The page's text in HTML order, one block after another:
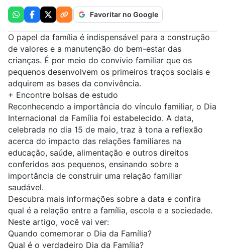
Favoritar no Google
O papel da família é indispensável para a construção
de valores e a manutenção do bem-estar das
crianças. É por meio do convívio familiar que os
pequenos desenvolvem os primeiros traços sociais e
adquirem as bases da convivência.
+ Encontre bolsas de estudo
Reconhecendo a importância do vínculo familiar, o Dia
Internacional da Família foi estabelecido. A data,
celebrada no dia 15 de maio, traz à tona a reflexão
acerca do impacto das relações familiares na
educação, saúde, alimentação e outros direitos
conferidos aos pequenos, ensinando sobre a
importância de construir uma relação familiar
saudável.
Descubra mais informações sobre a data e confira
qual é a relação entre a família, escola e a sociedade.
Neste artigo, você vai ver:
Quando comemorar o Dia da Família?
Qual é o verdadeiro Dia da Família?